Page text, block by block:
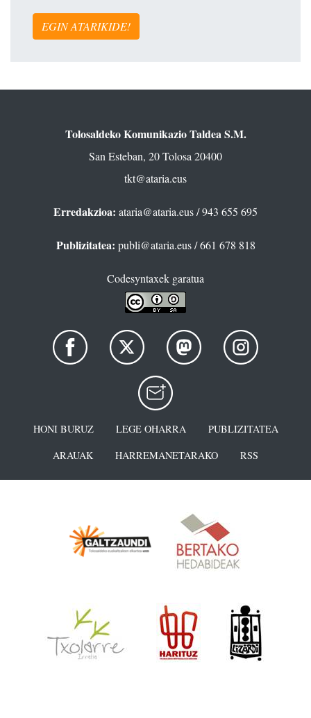
EGIN ATARIKIDE!
Tolosaldeko Komunikazio Taldea S.M.
San Esteban, 20 Tolosa 20400
tkt@ataria.eus
Erredakzioa: ataria@ataria.eus/ 943 655 695
Publizitatea: publi@ataria.eus/ 661 678 818
Codesyntaxek garatua
HONI BURUZ LEGE OHARRA
PUBLIZITATEA
ARAUAK
HARREMANETARAKO RSS